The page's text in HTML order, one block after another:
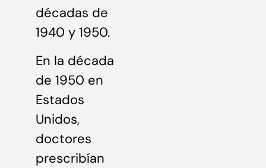
décadas de
1940 y 1950.
En la década
de 1950 en
Estados
Unidos,
doctores
prescribían